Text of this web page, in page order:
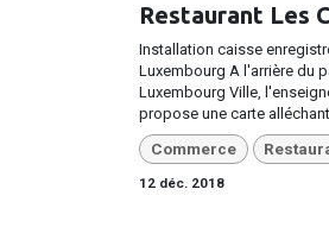
Restaurant Les
Installation caisse
Luxembourg A l'arrière du
Luxembourg Ville,
propose une carte
Commerce
12 déc. 2018